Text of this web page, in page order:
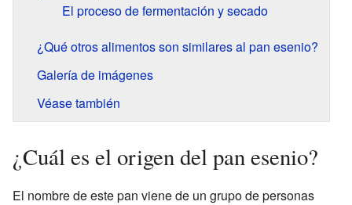
El proceso de fermentación y secado
¿Qué otros alimentos son similares al pan esenio?
Galería de imágenes
Véase también
¿Cuál es el origen del pan esenio?
El nombre de este pan viene de un grupo de personas